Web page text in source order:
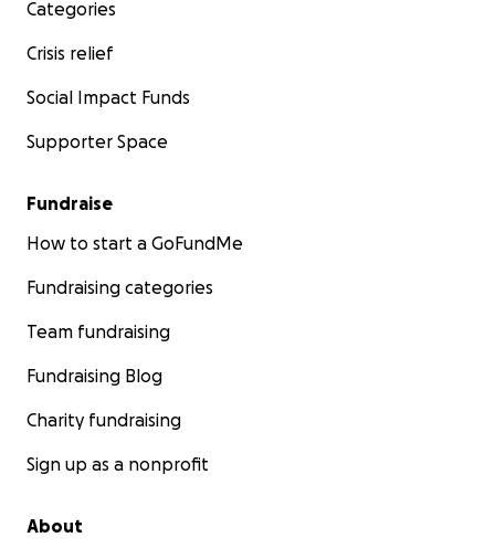
Categories
Crisis relief
Social Impact Funds
Supporter Space
Fundraise
How to start a GoFundMe
Fundraising categories
Team fundraising
Fundraising Blog
Charity fundraising
Sign up as a nonprofit
About